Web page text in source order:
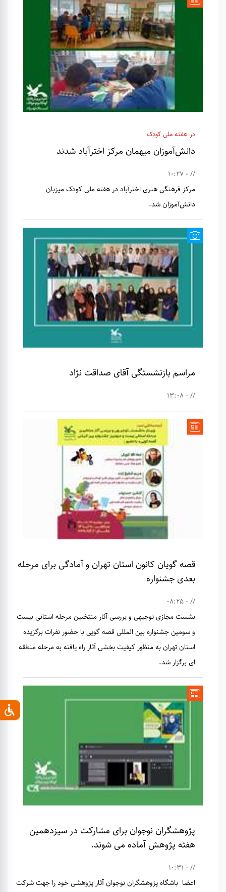
در هفته ملی کودک
دانش‌آموزان میهمان مرکز اخترآباد شدند
// - 10:27
مرکز فرهنگی هنری اخترآباد در هفته ملی کودک میزبان
دانش‌آموزان شد.
مراسم بازنشستگی آقای صداقت نژاد
// - 13:08
قصه گویان کانون استان تهران و آمادگی برای مرحله
بعدی جشنواره
// - 08:25
نشست مجازی توجیهی و بررسی آثار منتخبین مرحله استانی بیست
و سومین جشنواره بین المللی قصه گویی با حضور نفرات برگزیده
استان تهران به منظور کیفیت بخشی آثار راه یافته به مرحله منطقه
ای برگزار شد.
پژوهشگران نوجوان برای مشارکت در سیزدهمین
هفته پژوهش آماده می شوند.
// - 10:31
اعضا باشگاه پژوهشگران نوجوان آثار پژوهشی خود را جهت شرکت